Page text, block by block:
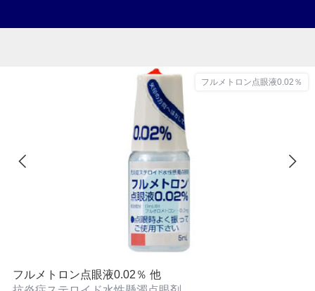
フルメトロン点眼液0.02％
フルメトロン点眼液0.02％ 他